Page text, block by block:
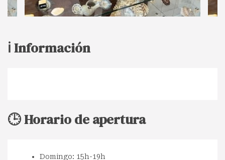
ℹ️ Información
🕒 Horario de apertura
Domingo: 15h-19h